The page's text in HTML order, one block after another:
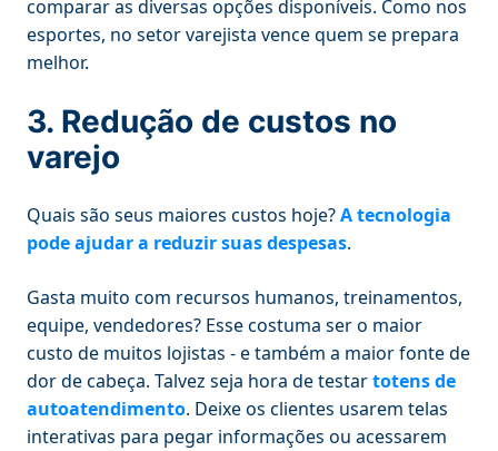
comparar as diversas opções disponíveis. Como nos
esportes, no setor varejista vence quem se prepara
melhor.
3. Redução de custos no
varejo
Quais são seus maiores custos hoje?A tecnologia
pode ajudar a reduzir suas despesas.
Gasta muito com recursos humanos, treinamentos,
equipe, vendedores? Esse costuma ser o maior
custo de muitos lojistas - e também a maior fonte de
dor de cabeça. Talvez seja hora de testartotens de
autoatendimento. Deixe os clientes usarem telas
interativas para pegar informações ou acessarem